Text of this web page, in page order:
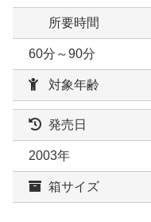
所要時間
60分～90分
対象年齢
発売日
2003年
箱サイズ